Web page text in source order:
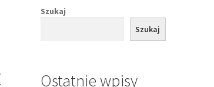
Szukaj
Szukaj
Ostatnie wpisy